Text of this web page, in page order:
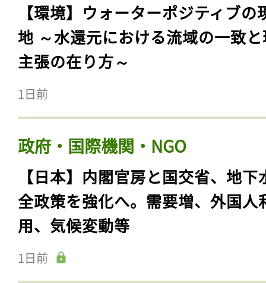
【環境】ウォーターポジティブの
地 ～水還元における流域の一致
主張の在り方～
1日前
政府・国際機関・NGO
【日本】内閣官房と国交省、地下
全政策を強化へ。需要増、外国人
用、気候変動等
1日前